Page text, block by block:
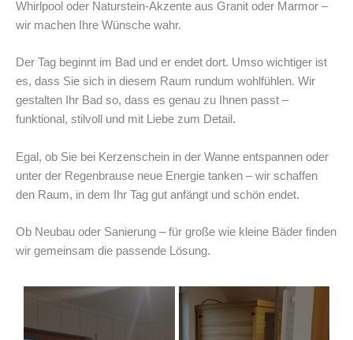
Whirlpool oder Naturstein-Akzente aus Granit oder Marmor –
wir machen Ihre Wünsche wahr.
Der Tag beginnt im Bad und er endet dort. Umso wichtiger ist
es, dass Sie sich in diesem Raum rundum wohlfühlen. Wir
gestalten Ihr Bad so, dass es genau zu Ihnen passt –
funktional, stilvoll und mit Liebe zum Detail.
Egal, ob Sie bei Kerzenschein in der Wanne entspannen oder
unter der Regenbrause neue Energie tanken – wir schaffen
den Raum, in dem Ihr Tag gut anfängt und schön endet.
Ob Neubau oder Sanierung – für große wie kleine Bäder finden
wir gemeinsam die passende Lösung.